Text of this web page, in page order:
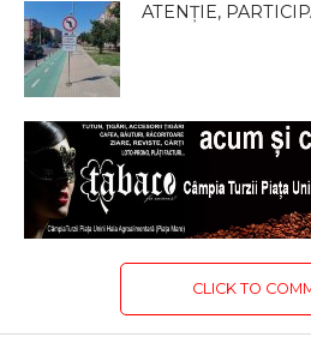
ATENȚIE,
CLICK TO